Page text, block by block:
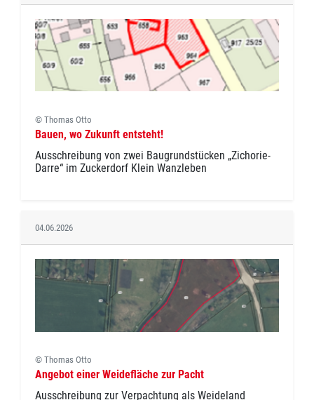
Bauen, wo Zukunft entsteht!
Ausschreibung von zwei Baugrundstücken „Zichorie-
Darre“ im Zuckerdorf Klein Wanzleben
© Thomas Otto
Angebot einer Weidefläche zur Pacht
Ausschreibung zur Verpachtung als Weideland
© Thomas Otto
04.06.2026